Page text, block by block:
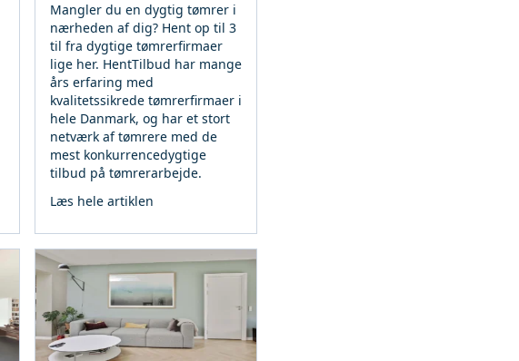
Mangler du en dygtig tømrer i
nærheden af dig? Hent op til 3
til fra dygtige tømrerfirmaer
lige her. HentTilbud har mange
års erfaring med
kvalitetssikrede tømrerfirmaer i
hele Danmark, og har et stort
netværk af tømrere med de
mest konkurrencedygtige
tilbud på tømrerarbejde.
Læs hele artiklen